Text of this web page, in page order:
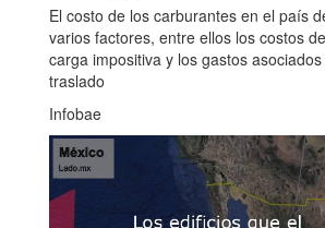
El costo de los carburantes en el país
varios factores, entre ellos los costos
carga impositiva y los gastos
traslado
Infobae